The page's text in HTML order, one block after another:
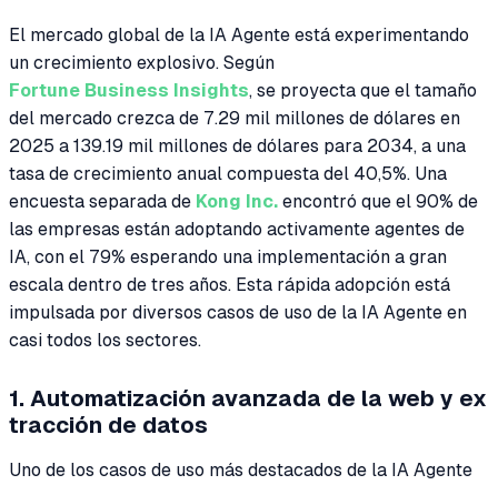
El mercado global de la IA Agente está experimentando
un crecimiento explosivo. Según
Fortune Business Insights, se proyecta que el tamaño
del mercado crezca de 7.29 mil millones de dólares en
2025 a 139.19 mil millones de dólares para 2034, a una
tasa de crecimiento anual compuesta del 40,5%. Una
encuesta separada de Kong Inc. encontró que el 90% de
las empresas están adoptando activamente agentes de
IA, con el 79% esperando una implementación a gran
escala dentro de tres años. Esta rápida adopción está
impulsada por diversos casos de uso de la IA Agente en
casi todos los sectores.
1. Automatización avanzada de la web y ex
tracción de datos
Uno de los casos de uso más destacados de la IA Agente